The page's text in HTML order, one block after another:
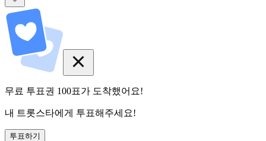
무료 투표권 100표가 도착했어요!
내 트롯스타에게 투표해주세요!
투표하기